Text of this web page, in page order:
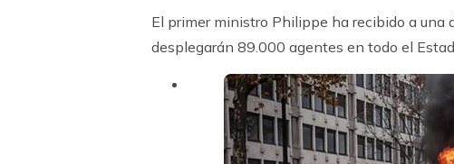
El primer ministro Philippe ha recibido a una
desplegarán 89.000 agentes en todo el